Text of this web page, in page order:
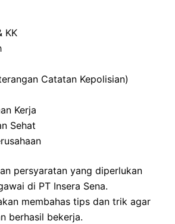
KK
Catatan Kepolisian)
Kerja
Sehat
persyaratan yang diperlukan
di PT Insera Sena.
membahas tips dan trik agar
berhasil bekerja.